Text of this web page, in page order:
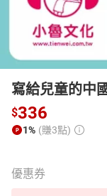
寫給兒童的中
$336
1% (賺3點)
優惠券